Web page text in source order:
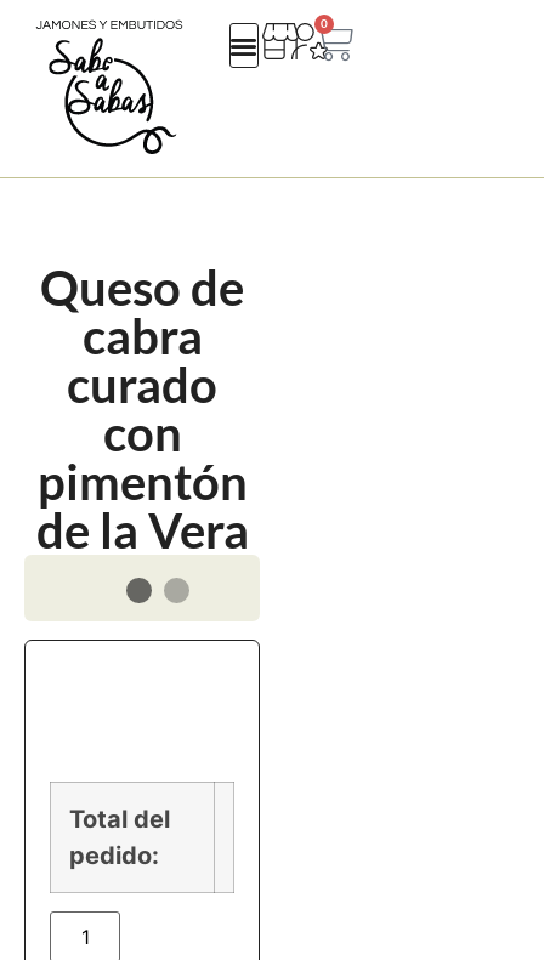
0
Queso de
cabra
curado
con
pimentón
de la Vera
Total del
pedido: